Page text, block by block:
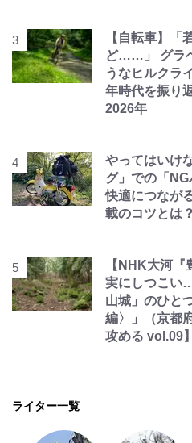
【自転車】「
ど……」 グラ
うなヒルクラ
年時代を振り
2026年
やってはいけ
グ」での「
快適につなが
載のコツとは
【NHK大河『
実にしつこい
山城」のひと
編〉」（京都
攻める vol.09】
ライター一覧